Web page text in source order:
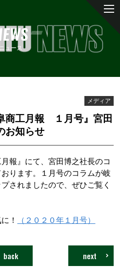
ニュース
メディア
商工月報 １月号』宮田
お知らせ
報』にて、宮田博之社長のコ
ります。１月号のコラムが岐
されましたので、ぜひご覧く
！ （２０２０年１月号）
next
back